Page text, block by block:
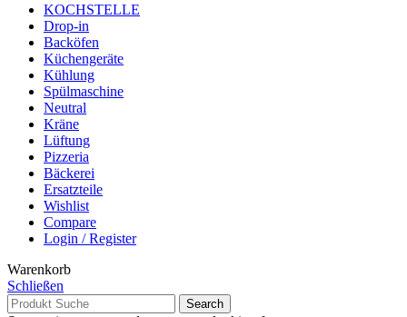
KOCHSTELLE
Drop-in
Backöfen
Küchengeräte
Kühlung
Spülmaschine
Neutral
Kräne
Lüftung
Pizzeria
Bäckerei
Ersatzteile
Wishlist
Compare
Login / Register
Warenkorb
Schließen
Search